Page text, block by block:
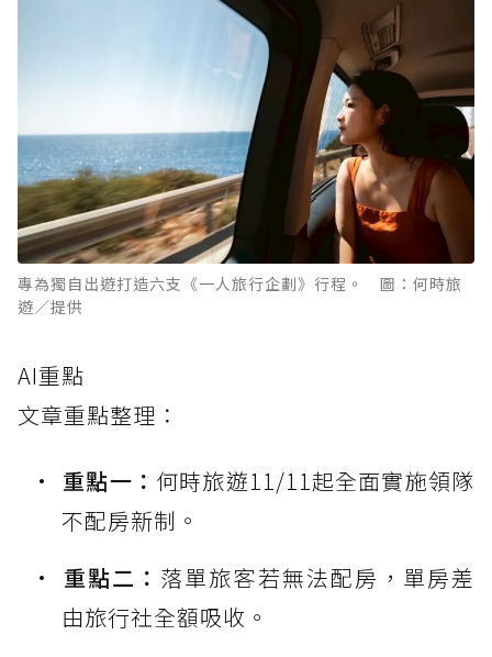
專為獨自出遊打造六支《一人旅行企劃》行程。 圖：何時旅
遊／提供
AI重點
文章重點整理：
重點一： 何時旅遊11/11起全面實施領隊
不配房新制。
重點二： 落單旅客若無法配房，單房差
由旅行社全額吸收。